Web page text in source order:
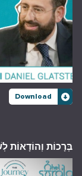
Download
בְּרָכוֹת וְהוֹדָאוֹת